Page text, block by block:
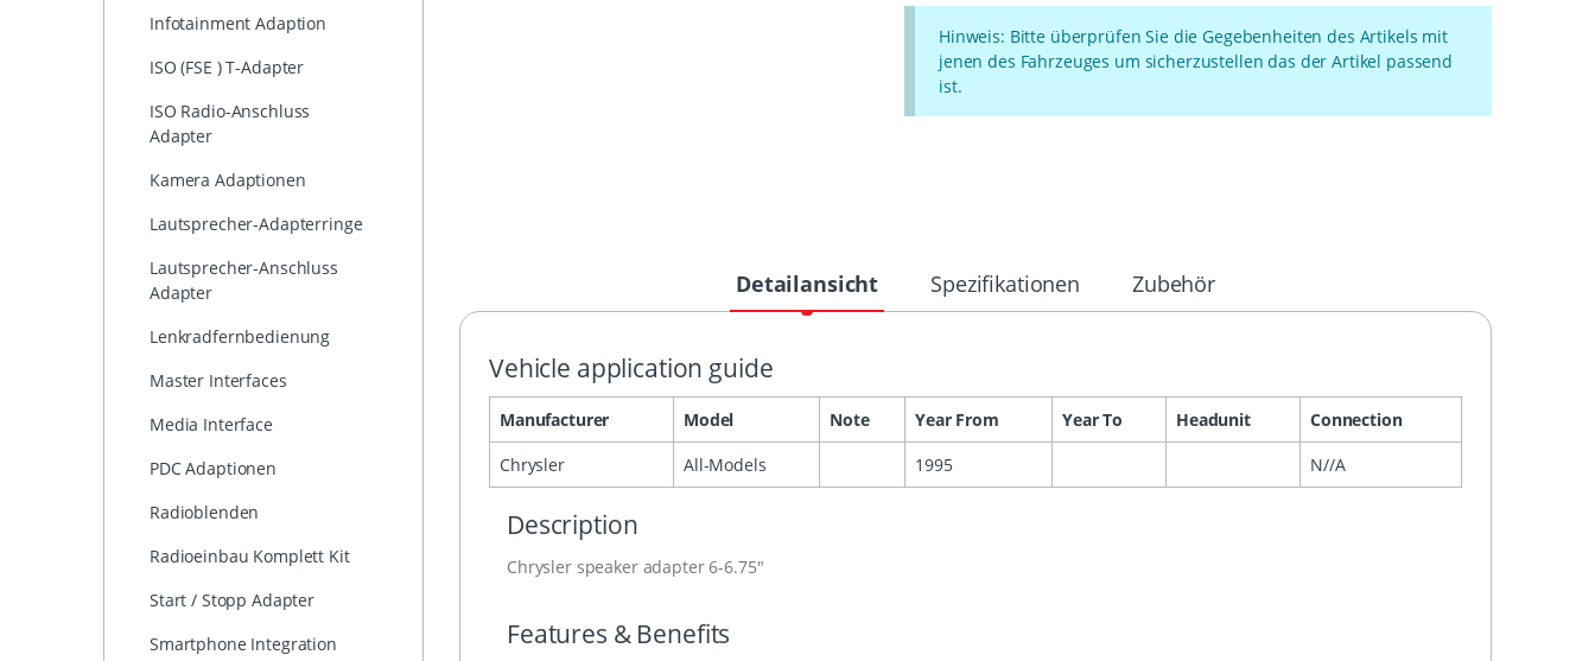
Infotainment Adaption
ISO (FSE ) T-Adapter
ISO Radio-Anschluss
Adapter
Kamera Adaptionen
Lautsprecher-Adapterringe
Lautsprecher-Anschluss
Adapter
Lenkradfernbedienung
Master Interfaces
Media Interface
PDC Adaptionen
Radioblenden
Radioeinbau Komplett Kit
Start / Stopp Adapter
Smartphone Integration
Hinweis: Bitte überprüfen Sie die Gegebenheiten des Artikels mit
jenen des Fahrzeuges um sicherzustellen das der Artikel passend
ist.
Detailansicht Spezifikationen Zubehör
Vehicle application guide
Manufacturer Model Note Year From Year To Headunit
Connection
Chrysler
All-Models 1995 N//A
Description
Chrysler speaker adapter 6-6.75"
Features & Benefits